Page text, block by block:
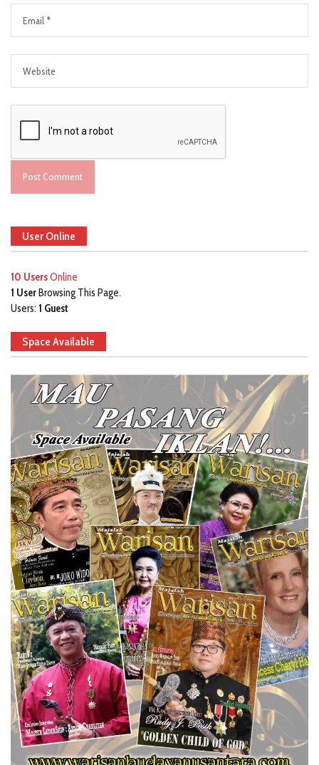
User Online
10 UsersOnline
1 UserBrowsing This Page.
Users: 1 Guest
Space Available